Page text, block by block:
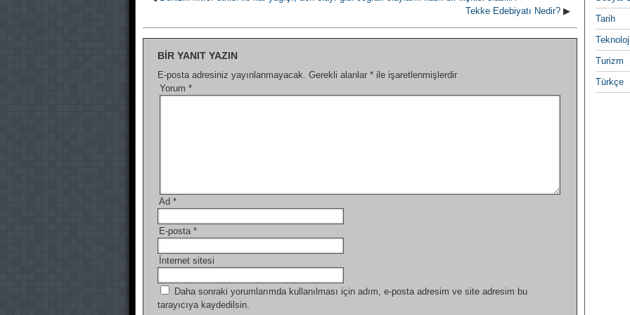
Tekke Edebiyatı Nedir? ▶
BIR YANIT YAZIN
E-posta adresiniz yayınlanmayacak. Gerekli alanlar * ile işaretlenmişlerdir
Yorum *
Ad *
E-posta *
İnternet sitesi
Daha sonraki yorumlarımda kullanılması için adım, e-posta adresim ve site adresim bu
tarayıcıya kaydedilsin.
Tarih
Turizm
Türkçe